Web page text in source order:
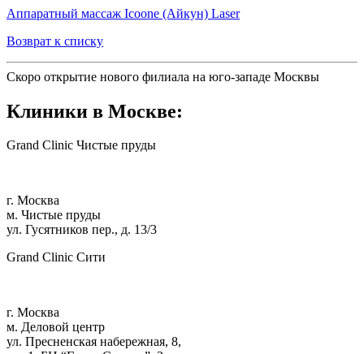
Аппаратный массаж Icoone (Айкун) Laser
Возврат к списку
Скоро открытие нового филиала на юго-западе Москвы
Клиники в Москве:
Grand Clinic Чистые пруды
г. Москва
м. Чистые пруды
ул. Гусятников пер., д. 13/3
Grand Clinic Сити
г. Москва
м. Деловой центр
ул. Пресненская набережная, 8,